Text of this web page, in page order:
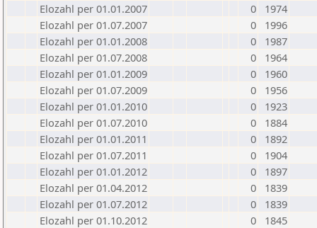
Elozahl per 01.01.2007
0
1974
Elozahl per 01.07.2007
0
1996
Elozahl per 01.01.2008
0
1987
Elozahl per 01.07.2008
0
1964
Elozahl per 01.01.2009
0
1960
Elozahl per 01.07.2009
0
1956
Elozahl per 01.01.2010
0
1923
Elozahl per 01.07.2010
0
1884
Elozahl per 01.01.2011
0
1892
Elozahl per 01.07.2011
0
1904
Elozahl per 01.01.2012
0
1897
Elozahl per 01.04.2012
0
1839
Elozahl per 01.07.2012
0
1839
Elozahl per 01.10.2012
0
1845